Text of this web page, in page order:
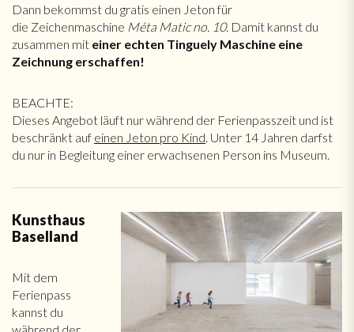
Dann bekommst du gratis einen Jeton für
die Zeichenmaschine Méta Matic no. 10. Damit kannst du
zusammen mit einer echten Tinguely Maschine eine
Zeichnung erschaffen!
BEACHTE:
Dieses Angebot läuft nur während der Ferienpasszeit und ist
beschränkt auf einen Jeton pro Kind. Unter 14 Jahren darfst
du nur in Begleitung einer erwachsenen Person ins Museum.
Kunsthaus
Baselland
Mit dem
Ferienpass
kannst du